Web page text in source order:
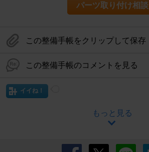
パーツ取り付け相談
この整備手帳をクリップして保存
この整備手帳のコメントを見る
イイね！
もっと見る